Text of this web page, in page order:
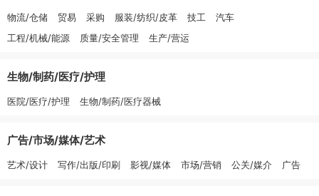
物流/仓储 贸易 采购 服装/纺织/皮革 技工
汽车
工程/机械/能源
质量/安全管理 生产/营运
生物/制药/医疗/护理
医院/医疗/护理 生物/制药/医疗器械
广告/市场/媒体/艺术
艺术/设计 写作/出版/印刷 影视/媒体 市场/营销 公关/媒介 广告